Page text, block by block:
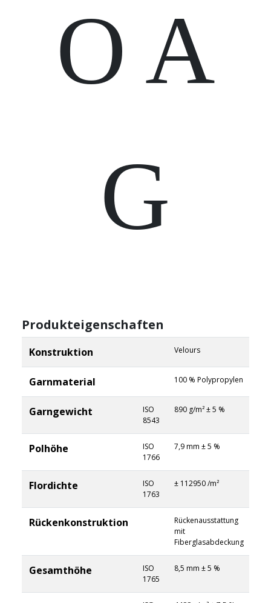
O A
G
Produkteigenschaften
Konstruktion Velours
Garnmaterial 100 % Polypropylen
Garngewicht
ISO
8543
890 g/m² ± 5 %
Polhöhe
ISO
1766
7,9 mm ± 5 %
Flordichte
ISO
1763
± 112950 /m²
Rückenkonstruktion
Rückenausstattung
mit
Fiberglasabdeckung
Gesamthöhe
ISO
1765
8,5 mm ± 5 %